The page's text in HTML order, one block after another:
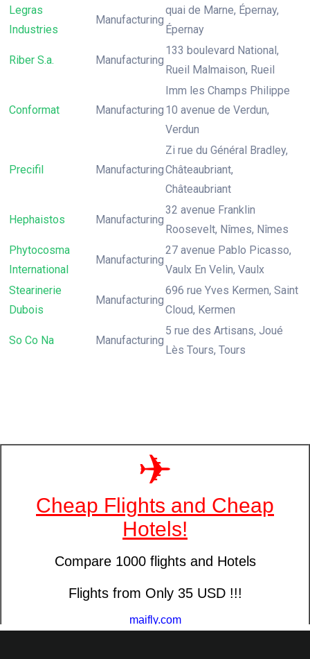
Legras
Industries
Manufacturing
quai de Marne, Épernay,
Épernay
Riber S.a. Manufacturing
133 boulevard National,
Rueil Malmaison, Rueil
Conformat Manufacturing
Imm les Champs Philippe
10 avenue de Verdun,
Verdun
Precifil Manufacturing
Zi rue du Général Bradley,
Châteaubriant,
Châteaubriant
Hephaistos Manufacturing
32 avenue Franklin
Roosevelt, Nîmes, Nîmes
Phytocosma
International
Manufacturing
27 avenue Pablo Picasso,
Vaulx En Velin, Vaulx
Stearinerie
Dubois
Manufacturing
696 rue Yves Kermen, Saint
Cloud, Kermen
So Co Na Manufacturing
5 rue des Artisans, Joué
Lès Tours, Tours